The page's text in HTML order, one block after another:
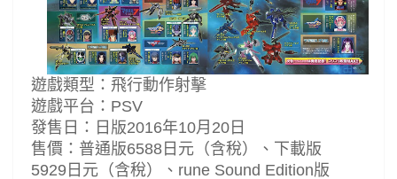
遊戲類型：飛行動作射擊
遊戲平台：PSV
發售日：日版2016年10月20日
售價：普通版6588日元（含稅）、下載版
5929日元（含稅）、rune Sound Edition版